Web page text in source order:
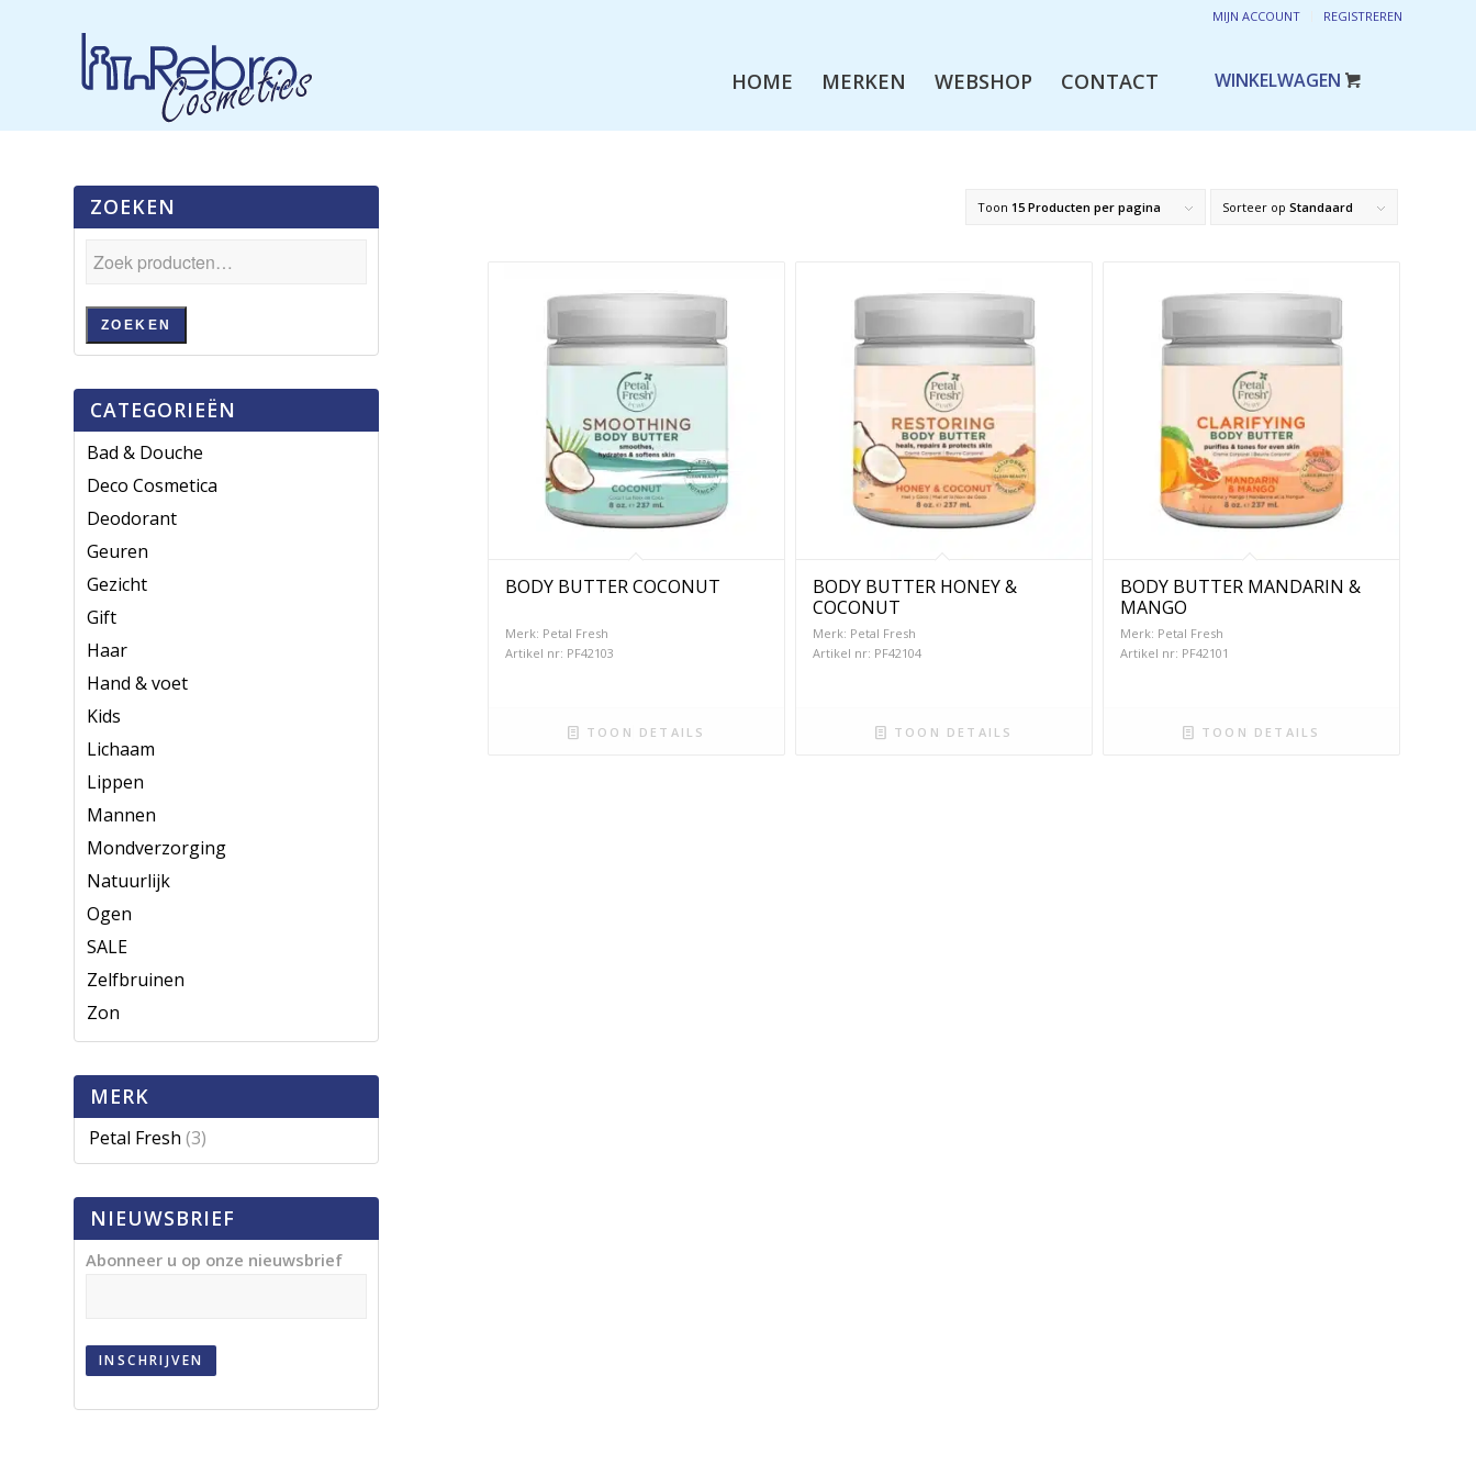
MIJN ACCOUNT REGISTREREN
HOME MERKEN WEBSHOP CONTACT
Sorteer op Standaard
Toon 15 Producten per pagina
BODY BUTTER COCONUT
Merk: Petal Fresh
Artikel nr: PF42103
TOON DETAILS
BODY BUTTER HONEY &
COCONUT
Merk: Petal Fresh
Artikel nr: PF42104
TOON DETAILS
BODY BUTTER MANDARIN &
MANGO
Merk: Petal Fresh
Artikel nr: PF42101
TOON DETAILS
ZOEKEN
ZOEKEN
CATEGORIEËN
Bad & Douche
Deco Cosmetica
Deodorant
Geuren
Gezicht
Gift
Haar
Hand & voet
Kids
Lichaam
Lippen
Mannen
Mondverzorging
Natuurlijk
Ogen
SALE
Zelfbruinen
Zon
MERK
Petal Fresh (3)
NIEUWSBRIEF
Abonneer u op onze nieuwsbrief
INSCHRIJVEN